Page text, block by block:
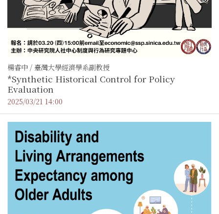
楊睿中 / 臺灣大學經濟學系副教授
*Synthetic Historical Control for Policy
Evaluation
2025/03/21 14:00